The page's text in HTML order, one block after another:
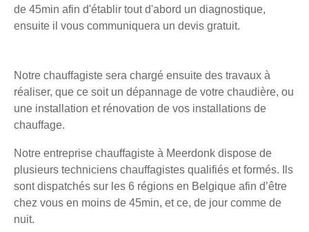
de 45min afin d'établir tout d'abord un diagnostique,
ensuite il vous communiquera un devis gratuit.
Notre chauffagiste sera chargé ensuite des travaux à
réaliser, que ce soit un dépannage de votre chaudière, ou
une installation et rénovation de vos installations de
chauffage.
Notre entreprise chauffagiste à Meerdonk dispose de
plusieurs techniciens chauffagistes qualifiés et formés. Ils
sont dispatchés sur les 6 régions en Belgique afin d’être
chez vous en moins de 45min, et ce, de jour comme de
nuit.